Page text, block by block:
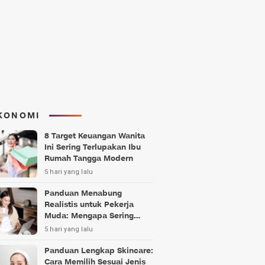
8 Target Keuangan Wanita
Ini Sering Terlupakan Ibu
Rumah Tangga Modern
5 hari yang lalu
Panduan Menabung
Realistis untuk Pekerja
Muda: Mengapa Sering
Gagal?
5 hari yang lalu
Panduan Lengkap Skincare:
Cara Memilih Sesuai Jenis